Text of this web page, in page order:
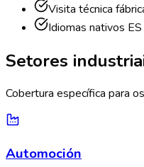
Visita técnica
Idiomas nativos
Setores
Cobertura específica para
Automoción